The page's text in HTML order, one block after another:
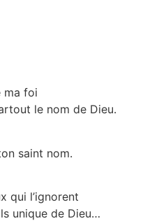
ma foi
le nom de Dieu.
saint nom.
qui l’ignorent
unique de Dieu…